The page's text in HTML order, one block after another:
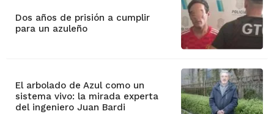
Dos años de prisión a cumplir
para un azuleño
El arbolado de Azul como un
sistema vivo: la mirada experta
del ingeniero Juan Bardi